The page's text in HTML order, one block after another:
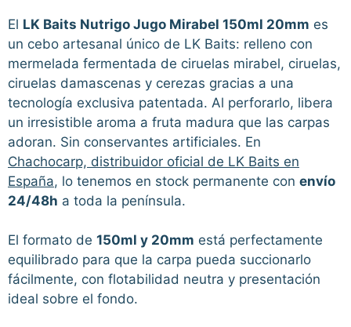
El LK Baits Nutrigo Jugo Mirabel 150ml 20mm es
un cebo artesanal único de LK Baits: relleno con
mermelada fermentada de ciruelas mirabel, ciruelas,
ciruelas damascenas y cerezas gracias a una
tecnología exclusiva patentada. Al perforarlo, libera
un irresistible aroma a fruta madura que las carpas
adoran. Sin conservantes artificiales. En
Chachocarp, distribuidor oficial de LK Baits en
España, lo tenemos en stock permanente con envío
24/48h a toda la península.
El formato de 150ml y 20mm está perfectamente
equilibrado para que la carpa pueda succionarlo
fácilmente, con flotabilidad neutra y presentación
ideal sobre el fondo.